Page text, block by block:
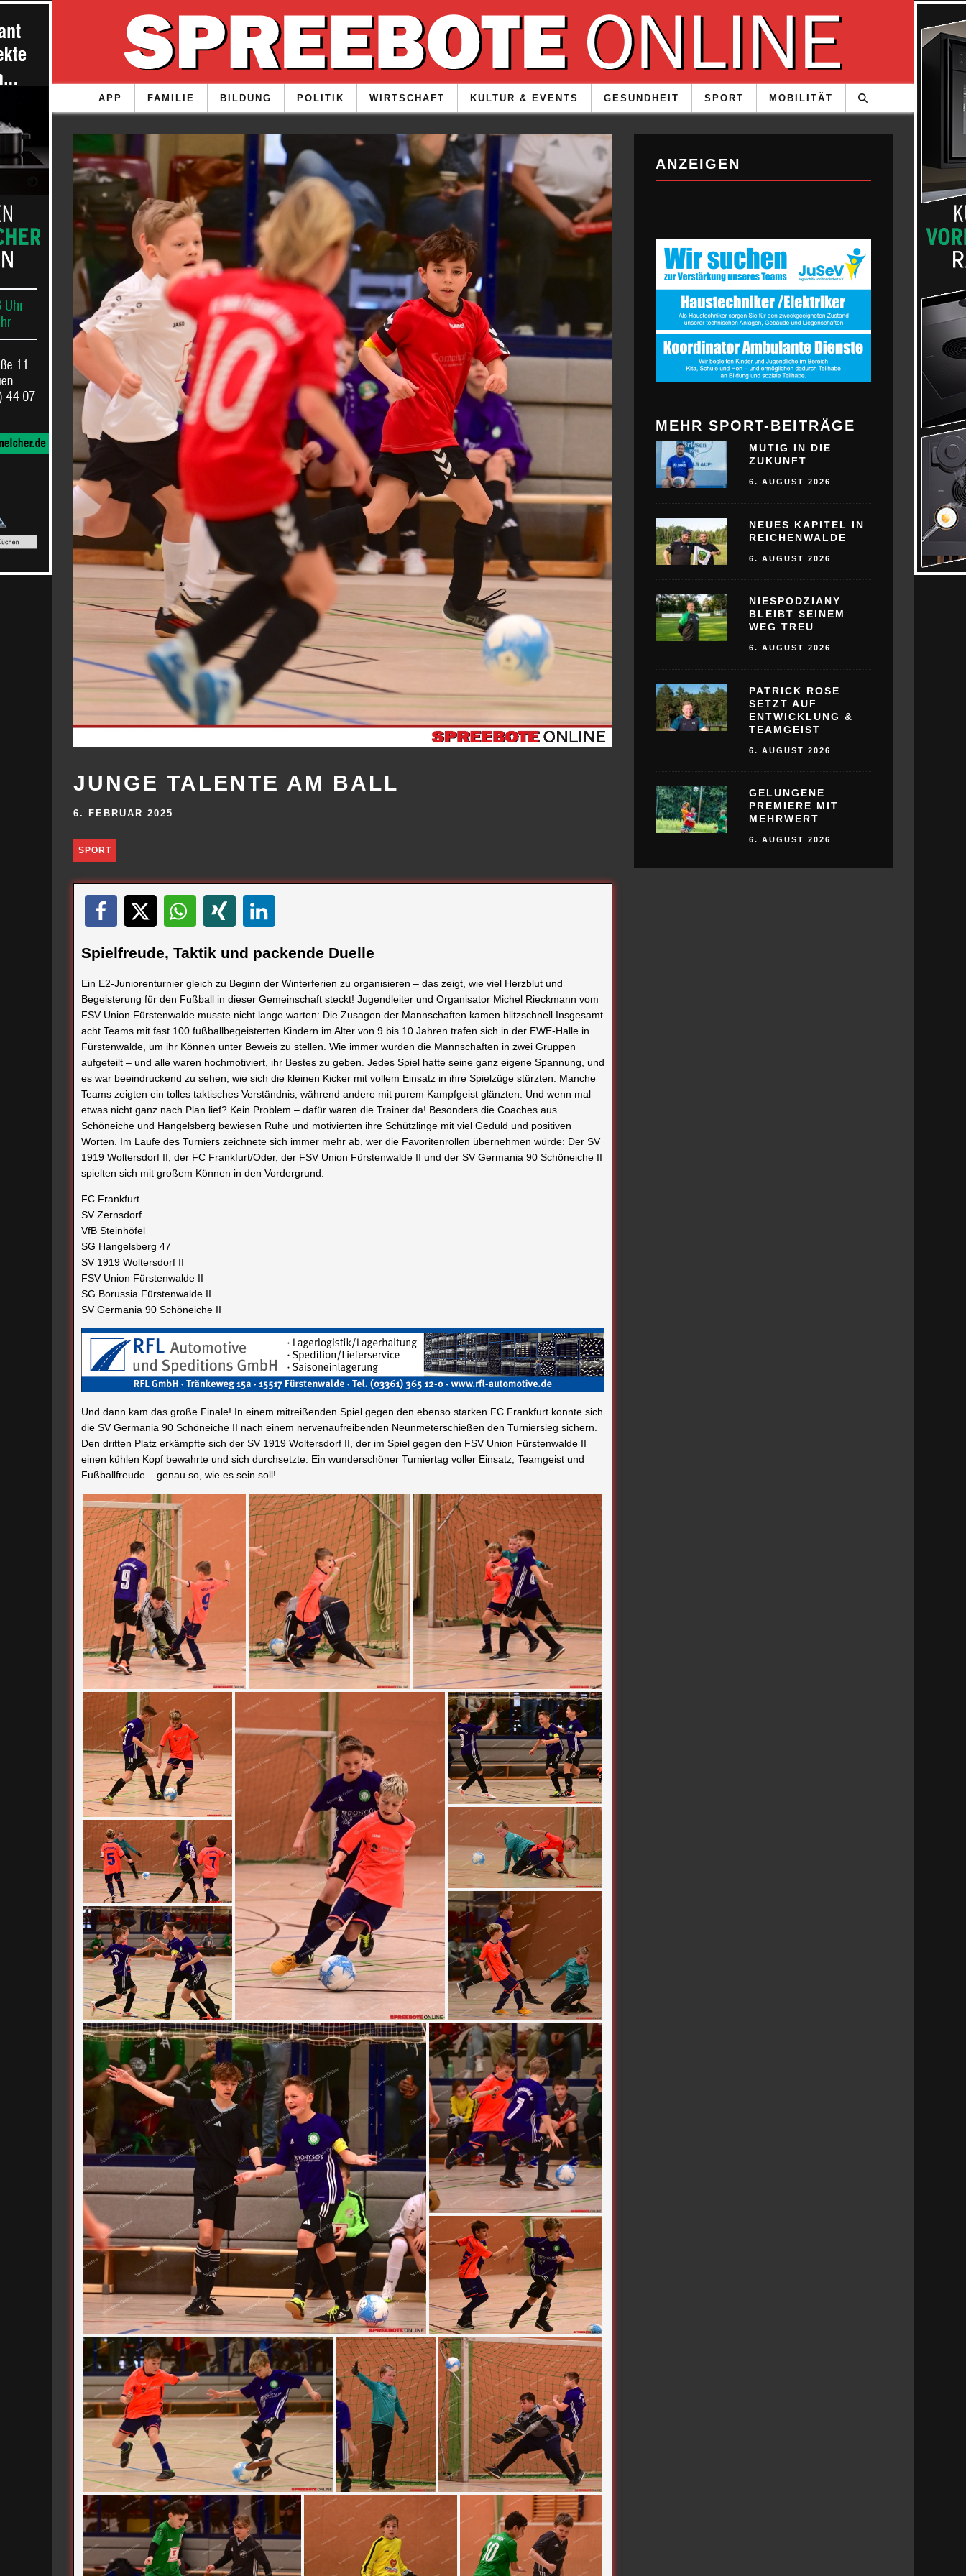
APP FAMILIE BILDUNG POLITIK WIRTSCHAFT KULTUR & EVENTS GESUNDHEIT SPORT MOBILITÄT
JUNGE TALENTE AM BALL
6. FEBRUAR 2025
SPORT
Spielfreude, Taktik und packende Duelle
Ein E2-Juniorenturnier gleich zu Beginn der Winterferien zu organisieren – das zeigt, wie viel Herzblut und
Begeisterung für den Fußball in dieser Gemeinschaft steckt! Jugendleiter und Organisator Michel Rieckmann vom
FSV Union Fürstenwalde musste nicht lange warten: Die Zusagen der Mannschaften kamen blitzschnell.Insgesamt
acht Teams mit fast 100 fußballbegeisterten Kindern im Alter von 9 bis 10 Jahren trafen sich in der EWE-Halle in
Fürstenwalde, um ihr Können unter Beweis zu stellen. Wie immer wurden die Mannschaften in zwei Gruppen
aufgeteilt – und alle waren hochmotiviert, ihr Bestes zu geben. Jedes Spiel hatte seine ganz eigene Spannung, und
es war beeindruckend zu sehen, wie sich die kleinen Kicker mit vollem Einsatz in ihre Spielzüge stürzten. Manche
Teams zeigten ein tolles taktisches Verständnis, während andere mit purem Kampfgeist glänzten. Und wenn mal
etwas nicht ganz nach Plan lief? Kein Problem – dafür waren die Trainer da! Besonders die Coaches aus
Schöneiche und Hangelsberg bewiesen Ruhe und motivierten ihre Schützlinge mit viel Geduld und positiven
Worten. Im Laufe des Turniers zeichnete sich immer mehr ab, wer die Favoritenrollen übernehmen würde: Der SV
1919 Woltersdorf II, der FC Frankfurt/Oder, der FSV Union Fürstenwalde II und der SV Germania 90 Schöneiche II
spielten sich mit großem Können in den Vordergrund.
FC Frankfurt
SV Zernsdorf
VfB Steinhöfel
SG Hangelsberg 47
SV 1919 Woltersdorf II
FSV Union Fürstenwalde II
SG Borussia Fürstenwalde II
SV Germania 90 Schöneiche II
Und dann kam das große Finale! In einem mitreißenden Spiel gegen den ebenso starken FC Frankfurt konnte sich
die SV Germania 90 Schöneiche II nach einem nervenaufreibenden Neunmeterschießen den Turniersieg sichern.
Den dritten Platz erkämpfte sich der SV 1919 Woltersdorf II, der im Spiel gegen den FSV Union Fürstenwalde II
einen kühlen Kopf bewahrte und sich durchsetzte. Ein wunderschöner Turniertag voller Einsatz, Teamgeist und
Fußballfreude – genau so, wie es sein soll!
ANZEIGEN
MEHR SPORT-BEITRÄGE
MUTIG IN DIE
ZUKUNFT
6. AUGUST 2026
NEUES KAPITEL IN
REICHENWALDE
6. AUGUST 2026
NIESPODZIANY
BLEIBT SEINEM
WEG TREU
6. AUGUST 2026
PATRICK ROSE
SETZT AUF
ENTWICKLUNG &
TEAMGEIST
6. AUGUST 2026
GELUNGENE
PREMIERE MIT
MEHRWERT
6. AUGUST 2026